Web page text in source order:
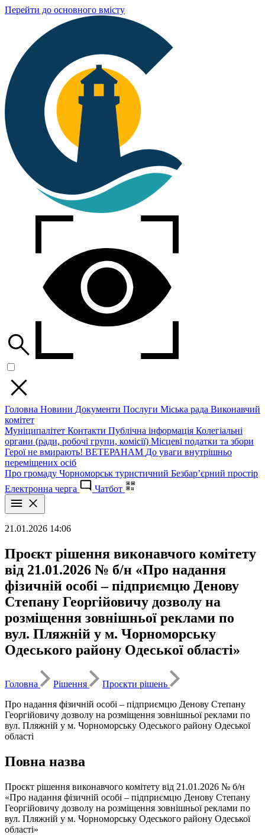
Перейти до основного вмісту
Головна Новини Документи Послуги Міська рада Виконавчий
комітет
Муніципалітет Контакти Публічна інформація Колегіальні
органи (ради, робочі групи, комісії) Місцеві податки та збори
Герої не вмирають! ВЕТЕРАНАМ До уваги внутрішньо
переміщених осіб
Про громаду Чорноморськ туристичний Безбар’єрний простір
Електронна черга
Чатбот
21.01.2026 14:06
Проєкт рішення виконавчого комітету
від 21.01.2026 № б/н «Про надання
фізичній особі – підприємцю Денову
Степану Георгійовичу дозволу на
розміщення зовнішньої реклами по
вул. Пляжній у м. Чорноморську
Одеського району Одеської області»
Головна Рішення
Проєкти рішень
Про надання фізичній особі – підприємцю Денову Степану
Георгійовичу дозволу на розміщення зовнішньої реклами по
вул. Пляжній у м. Чорноморську Одеського району Одеської
області
Повна назва
Проєкт рішення виконавчого комітету від 21.01.2026 № б/н
«Про надання фізичній особі – підприємцю Денову Степану
Георгійовичу дозволу на розміщення зовнішньої реклами по
вул. Пляжній у м. Чорноморську Одеського району Одеської
області»